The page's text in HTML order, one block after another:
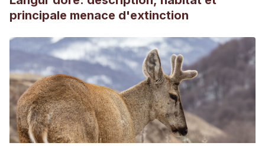
Quantifying the rare: Baselines for the endangered
Napoleon wrasse, Cheilinus undulatus, and implications for
conservation.Aquatic Conservation: Marine and
Freshwater Ecosystems
29
(8), 1285-1301.
Poh, T. M., & Fanning, L. M. (2012). Tackling illegal,
unregulated, and unreported trade towards Humphead
wrasse (Cheilinus undulatus) recovery in Sabah,
Malaysia.Marine Policy,36(3), 696-702.
principale menace d'extinction